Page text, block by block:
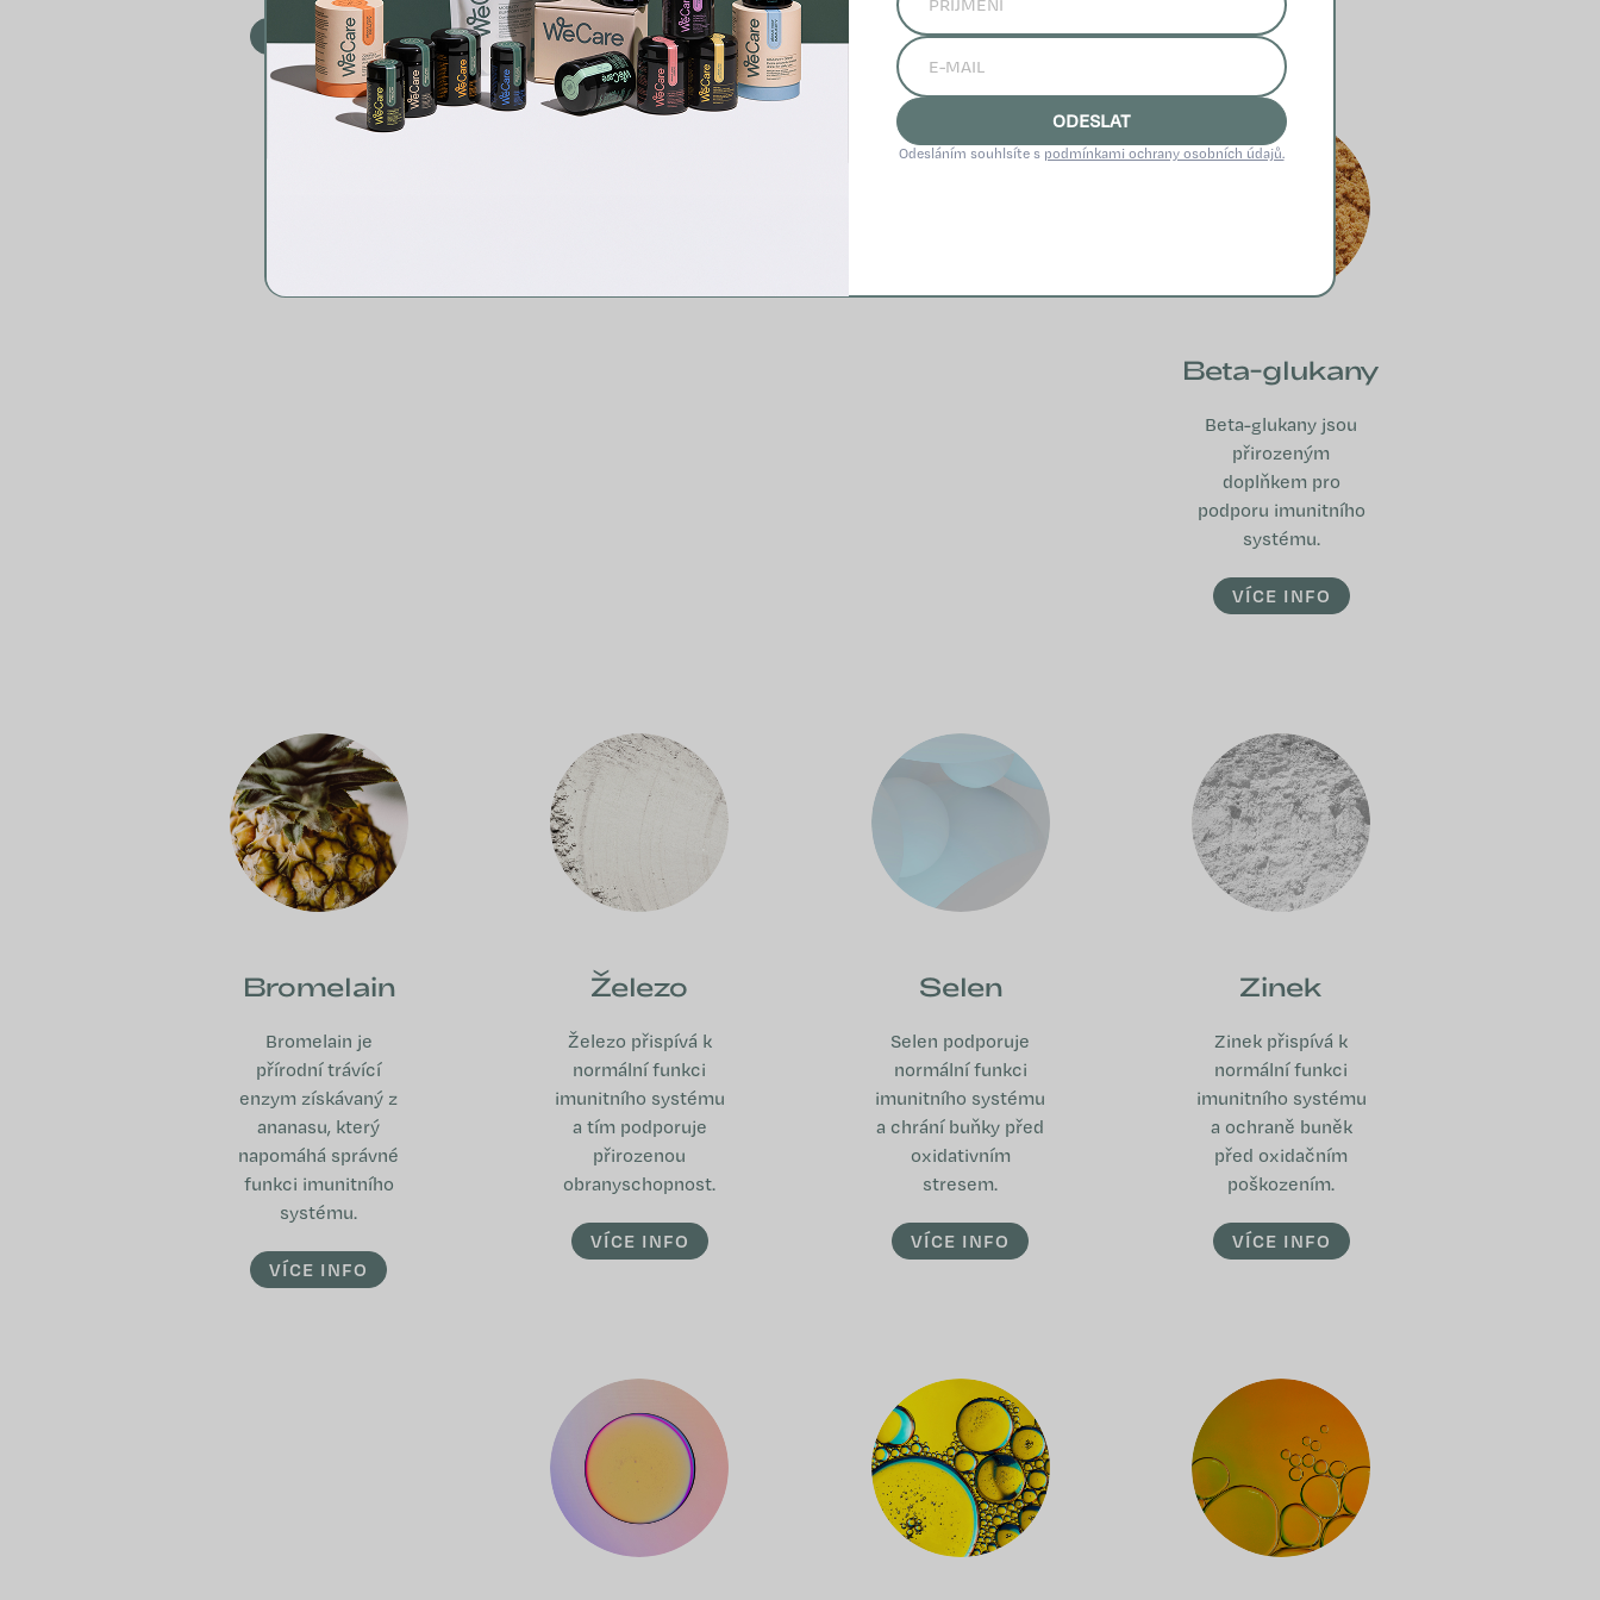
VÍCE INFO
stresem.
VÍCE INFO
VÍCE INFO
Beta-glukany
Beta-glukany jsou
přirozeným
doplňkem pro
podporu imunitního
systému.
VÍCE INFO
Bromelain
Bromelain je
přírodní trávící
enzym získávaný z
ananasu, který
napomáhá správné
funkci imunitního
systému.
VÍCE INFO
Železo
Železo přispívá k
normální funkci
imunitního systému
a tím podporuje
přirozenou
obranyschopnost.
VÍCE INFO
Selen
Selen podporuje
normální funkci
imunitního systému
a chrání buňky před
oxidativním
stresem.
VÍCE INFO
Zinek
Zinek přispívá k
normální funkci
imunitního systému
a ochraně buněk
před oxidačním
poškozením.
VÍCE INFO
ODESLAT
Odesláním souhlsíte s podmínkami ochrany osobních údajů.